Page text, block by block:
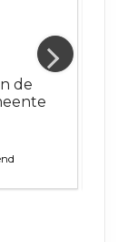
de